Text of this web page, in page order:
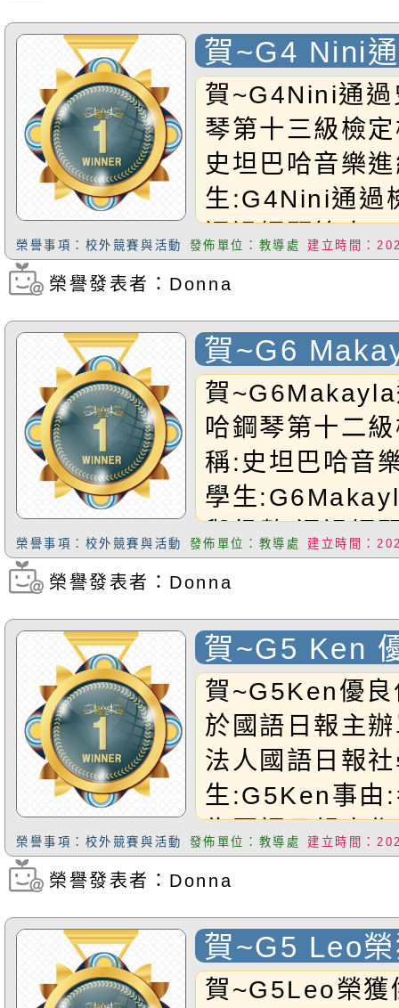
賀~G4 Nini
哈鋼琴第十
賀~G4Nini通過
琴第十三級檢
史坦巴哈音樂
生:G4Nini通過
通過鋼琴第十
Nini小朋友!
榮譽事項：校外競賽與活動 發佈單位：教導處 建立時間：
瀏覽次數：212
榮譽發表者：Donna
賀~G6
坦巴哈鋼琴
定
賀
哈鋼琴第十二
稱:史坦巴哈音
學生
與級數:通過鋼
檢定恭禧
榮譽事項：校外競賽與活動 發佈單位：教導處 建立時間：
瀏覽次數：210
榮譽發表者：Donna
賀~G5 Ken
刊登於國語
賀~G5Ken優
於國語日報主
法人國語日報
生:G5Ken事由
為國語日報小
優良作品於
榮譽事項：校外競賽與活動 發佈單位：教導處 建立時間：
瀏覽次數：213
榮譽發表者：Donna
賀~G5 Leo
音樂大賽 鋼
賀~G5Leo榮獲